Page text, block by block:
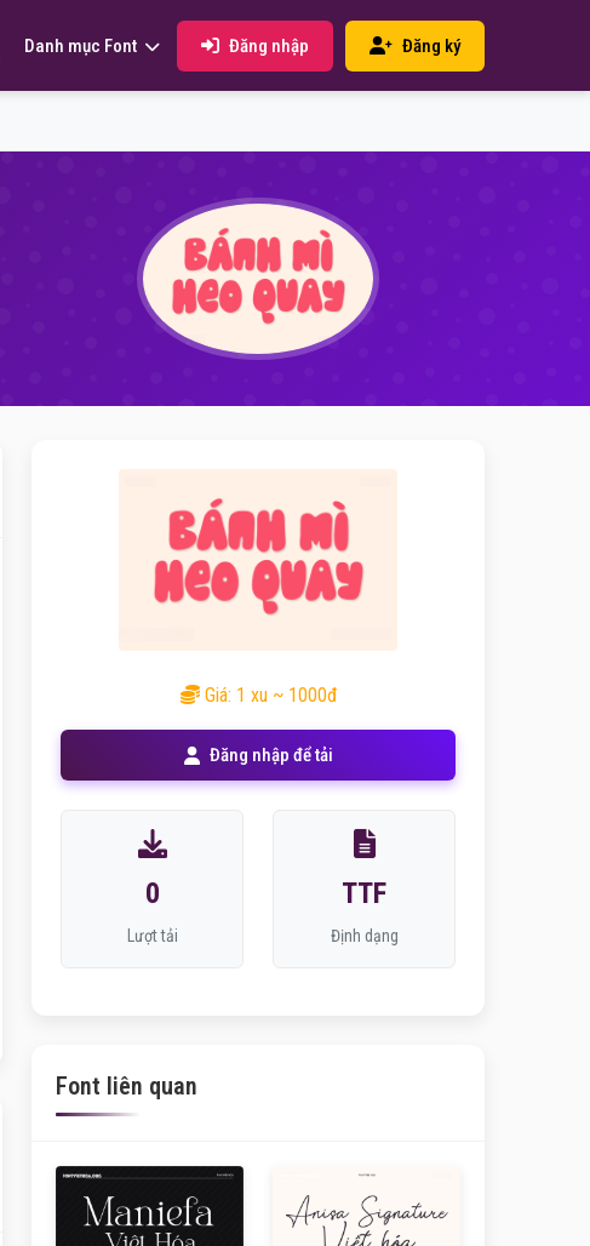
Danh mục Font Đăng nhập Đăng ký
Giá: 1 xu ~ 1000đ
Đăng nhập để tải
0
Lượt tải
TTF
Định dạng
Font liên quan